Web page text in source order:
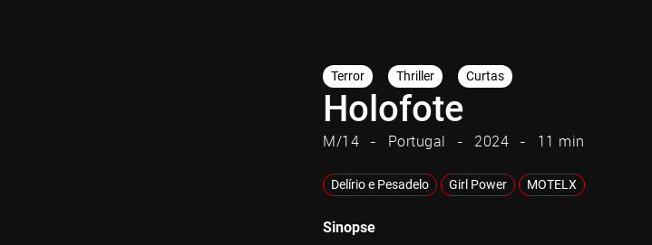
Terror Thriller Curtas
Holofote
M/14 Portugal 2024 11 min
Delírio e Pesadelo Girl Power MOTELX
Sinopse